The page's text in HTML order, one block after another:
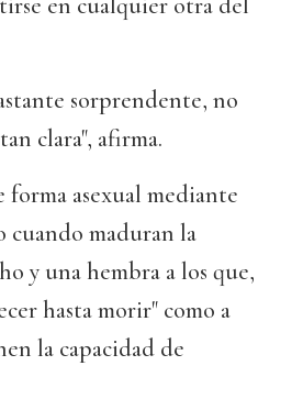
en cualquier otra del
sorprendente, no
clara", afirma.
forma asexual mediante
cuando maduran la
y una hembra a los que,
hasta morir" como a
la capacidad de